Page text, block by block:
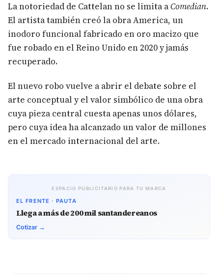
La notoriedad de Cattelan no se limita aComedian.
El artista también creó la obra America, un
inodoro funcional fabricado en oro macizo que
fue robado en el Reino Unido en 2020 y jamás
recuperado.
El nuevo robo vuelve a abrir el debate sobre el
arte conceptual y el valor simbólico de una obra
cuya pieza central cuesta apenas unos dólares,
pero cuya idea ha alcanzado un valor de millones
en el mercado internacional del arte.
ESPACIO PUBLICITARIO PARA TU MARCA
EL FRENTE · PAUTA
Llega a más de 200 mil santandereanos
Cotizar →